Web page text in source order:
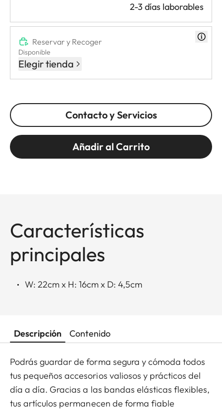
2-3 días laborables
Reservar y Recoger
Disponible
Elegir tienda
Contacto y Servicios
Añadir al Carrito
Características
principales
W: 22cm x H: 16cm x D: 4,5cm
Descripción Contenido
Podrás guardar de forma segura y cómoda todos
tus pequeños accesorios valiosos y prácticos del
día a día. Gracias a las bandas elásticas flexibles,
tus artículos permanecen de forma fiable